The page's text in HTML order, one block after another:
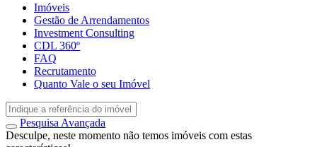
Imóveis
Gestão de Arrendamentos
Investment Consulting
CDL 360º
FAQ
Recrutamento
Quanto Vale o seu Imóvel
Pesquisa Avançada
Desculpe, neste momento não temos imóveis com estas